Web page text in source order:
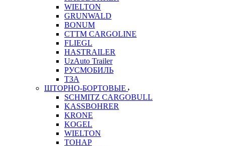
WIELTON
GRUNWALD
BONUM
CTTM CARGOLINE
FLIEGL
HASTRAILER
UzAuto Trailer
РУСМОБИЛЬ
ТЗА
ШТОРНО-БОРТОВЫЕ
SCHMITZ CARGOBULL
KASSBOHRER
KRONE
KOGEL
WIELTON
ТОНАР